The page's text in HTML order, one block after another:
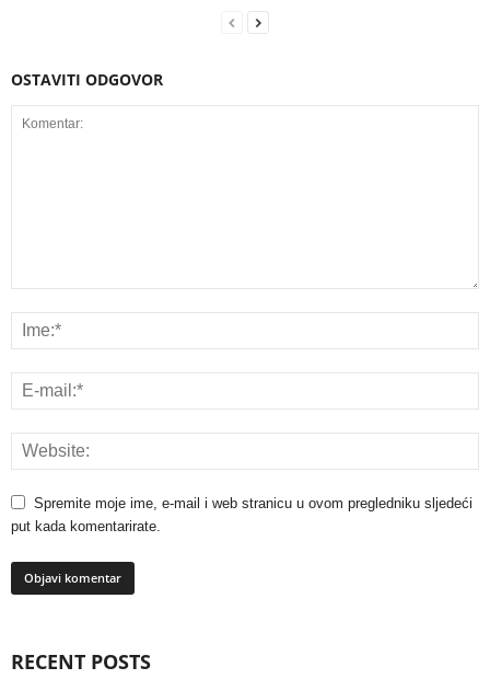
OSTAVITI ODGOVOR
Spremite moje ime, e-mail i web stranicu u ovom pregledniku sljedeći
put kada komentarirate.
RECENT POSTS